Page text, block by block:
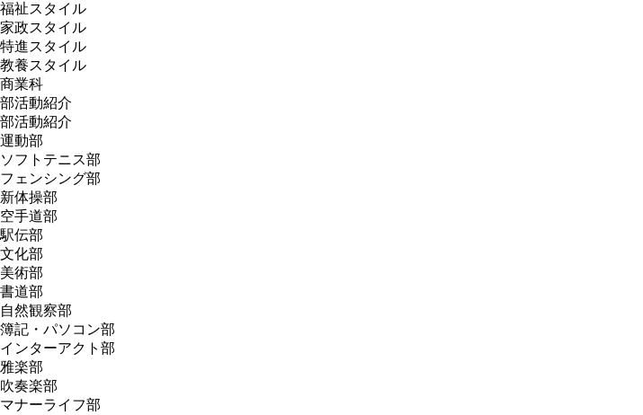
福祉スタイル
家政スタイル
特進スタイル
教養スタイル
商業科
部活動紹介
部活動紹介
運動部
ソフトテニス部
フェンシング部
新体操部
空手道部
駅伝部
文化部
美術部
書道部
自然観察部
簿記・パソコン部
インターアクト部
雅楽部
吹奏楽部
マナーライフ部